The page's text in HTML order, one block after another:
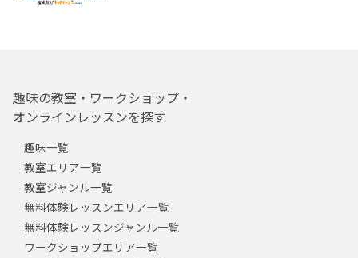
趣味の教室・ワークショップ・
オンラインレッスンを探す
趣味一覧
教室エリア一覧
教室ジャンル一覧
無料体験レッスンエリア一覧
無料体験レッスンジャンル一覧
ワークショップエリア一覧